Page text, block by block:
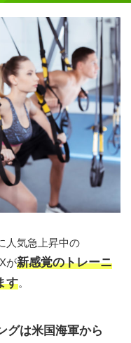
人気急上昇中の
が新感覚のトレーニ
す。
グは米国海軍から